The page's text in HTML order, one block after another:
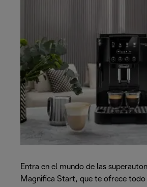
Entra en el mundo de las
Magnifica Start, que te ofrece todo